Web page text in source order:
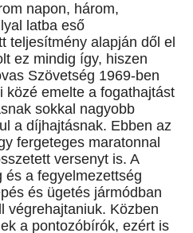
napon, három,
latba eső
teljesítmény alapján dől el
ez mindig így, hiszen
Szövetség 1969-ben
közé emelte a fogathajtást
sokkal nagyobb
a díjhajtásnak. Ebben az
fergeteges maratonnal
versenyt is. A
a fegyelmezettség
és ügetés jármódban
végrehajtaniuk. Közben
a pontozóbírók, ezért is